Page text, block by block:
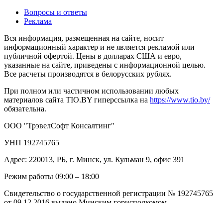
Вопросы и ответы
Реклама
Вся информация, размещенная на сайте, носит
информационный характер и не является рекламой или
публичной офертой. Цены в долларах США и евро,
указанные на сайте, приведены с информационной целью.
Все расчеты производятся в белорусских рублях.
При полном или частичном использовании любых
материалов сайта TIO.BY гиперссылка на https://www.tio.by/
обязательна.
ООО "ТрэвелСофт Консалтинг"
УНП 192745765
Адрес: 220013, РБ, г. Минск, ул. Кульман 9, офис 391
Режим работы 09:00 – 18:00
Свидетельство о государственной регистрации № 192745765